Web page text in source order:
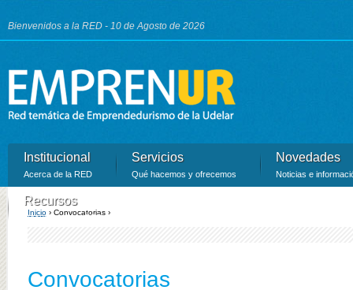
Bienvenidos a la RED - 10 de Agosto de 2026
Institucional
Acerca de la RED
Servicios
Qué hacemos y ofrecemos
Novedades
Noticias e
Recursos
Recursos de la RED
Inicio › Convocatorias ›
Convocatorias